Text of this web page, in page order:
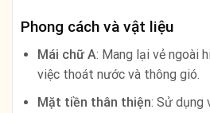
Phong cách và vật liệu
Mái chữ A: Mang lại vẻ ngoài
việc thoát nước và thông gió.
Mặt tiền thân thiện: Sử dụng